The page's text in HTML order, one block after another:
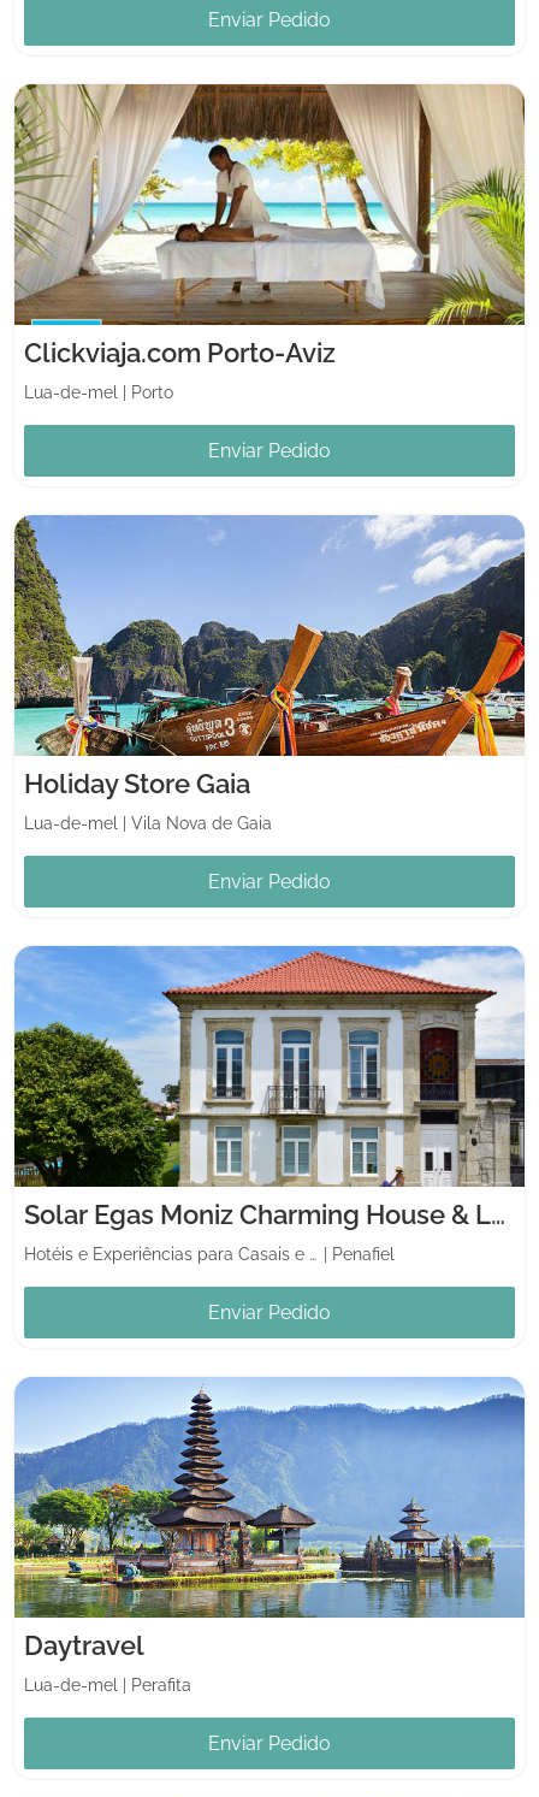
Enviar Pedido
Clickviaja.com Porto-Aviz
Lua-de-mel Porto
Enviar Pedido
Holiday Store Gaia
Lua-de-mel Vila Nova de Gaia
Enviar Pedido
Solar Egas Moniz Charming House & Local Experiences
Hotéis e Experiências para Casais e Lua de Mel Penafiel
Enviar Pedido
Daytravel
Lua-de-mel Perafita
Enviar Pedido